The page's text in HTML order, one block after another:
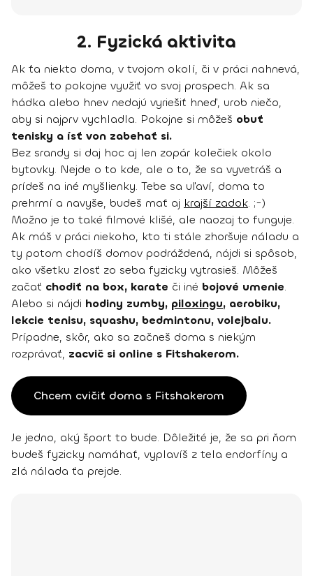
2. Fyzická aktivita
Ak ťa niekto doma, v tvojom okolí, či v práci nahnevá,
môžeš to pokojne využiť vo svoj prospech. Ak sa
hádka alebo hnev nedajú vyriešiť hneď, urob niečo,
aby si najprv vychladla. Pokojne si môžeš obuť
tenisky a ísť von zabehať si.
Bez srandy si daj hoc aj len zopár kolečiek okolo
bytovky. Nejde o to kde, ale o to, že sa vyvetráš a
prídeš na iné myšlienky. Tebe sa uľaví, doma to
prehrmí a navyše, budeš mať aj krajší zadok. ;-)
Možno je to také filmové klišé, ale naozaj to funguje.
Ak máš v práci niekoho, kto ti stále zhoršuje náladu a
ty potom chodíš domov podráždená, nájdi si spôsob,
ako všetku zlosť zo seba fyzicky vytrasieš. Môžeš
začať chodiť na box, karate či iné bojové umenie.
Alebo si nájdi hodiny zumby, piloxingu, aerobiku,
lekcie tenisu, squashu, bedmintonu, volejbalu.
Prípadne, skôr, ako sa začneš doma s niekým
rozprávať, zacvič si online s Fitshakerom.
Chcem cvičiť doma s Fitshakerom
Je jedno, aký šport to bude. Dôležité je, že sa pri ňom
budeš fyzicky namáhať, vyplavíš z tela endorfíny a
zlá nálada ťa prejde.